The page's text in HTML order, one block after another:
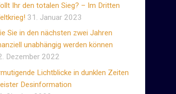
Ihr den totalen Sieg? – Im Dritten
31. Januar 2023
Sie in den nächsten zwei Jahren
unabhängig werden können
Dezember 2022
Lichtblicke in dunklen Zeiten
Desinformation